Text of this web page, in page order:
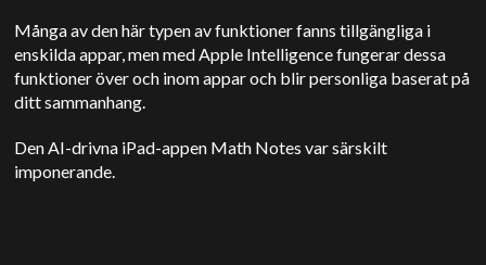
Många av den här typen av funktioner fanns tillgängliga i
enskilda appar, men med Apple Intelligence fungerar dessa
funktioner över och inom appar och blir personliga baserat på
ditt sammanhang.
Den AI-drivna iPad-appen Math Notes var särskilt
imponerande.